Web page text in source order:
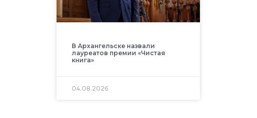
В Архангельске назвали
лауреатов премии «Чистая
книга»
04.08.2026